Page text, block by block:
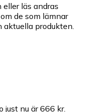
läs andras
de som lämnar
produkten.
just nu är 666 kr.